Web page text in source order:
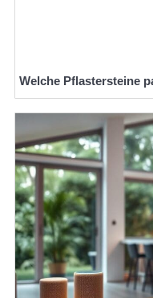
Welche Pflastersteine